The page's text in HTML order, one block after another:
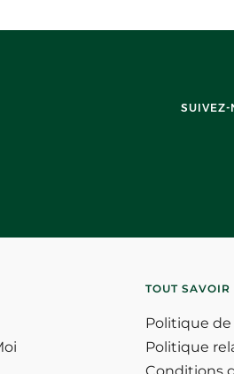
SUIVEZ-
TOUT SAVOIR
Politique
Politique
Conditions